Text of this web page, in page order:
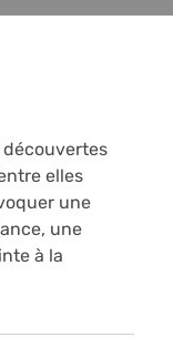
elles
une
une
à la